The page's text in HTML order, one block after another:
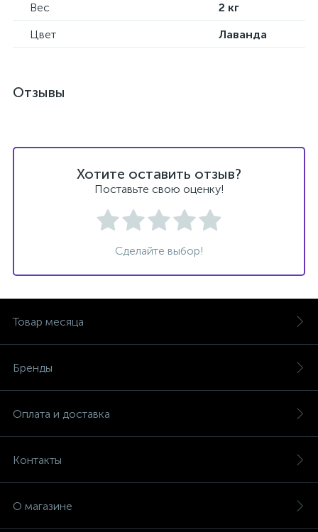
Вес
2 кг
Цвет
Лаванда
Отзывы
Хотите оставить отзыв?
Поставьте свою оценку!
Сделайте выбор!
Товар месяца
Бренды
Оплата и доставка
Контакты
О магазине